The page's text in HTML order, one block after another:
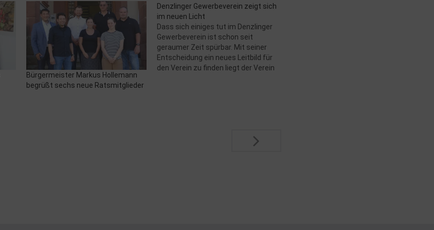
Bürgermeister Markus Hollemann
begrüßt sechs neue Ratsmitglieder
Denzlinger Gewerbeverein zeigt sich
im neuen Licht
Dass sich einiges tut im Denzlinger
Gewerbeverein ist schon seit
geraumer Zeit spürbar. Mit seiner
Entscheidung ein neues Leitbild für
den Verein zu finden liegt der Verein